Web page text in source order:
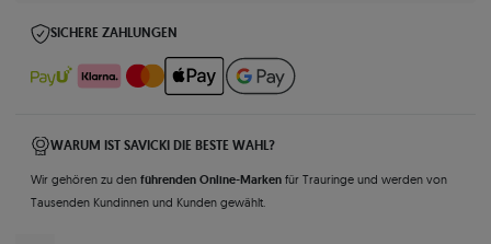
SICHERE ZAHLUNGEN
WARUM IST SAVICKI DIE BESTE WAHL?
Wir gehören zu den führenden Online-Marken für Trauringe und werden von
Tausenden Kundinnen und Kunden gewählt.